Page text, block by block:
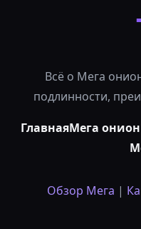
Всё о Мега
подлинности,
ГлавнаяМега онион
Обзор Мега |